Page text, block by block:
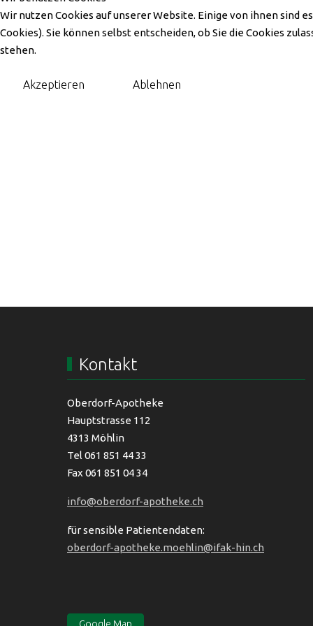
Gerne begrüssen wir Sie
APOTHEKE IM
Kontakt
Oberdorf-Apotheke
Hauptstrasse 112
4313 Möhlin
Tel 061 851 44 33
Fax 061 851 04 34
info@oberdorf-apotheke.ch
für sensible Patientendaten:
oberdorf-apotheke.moehlin@ifak-hin.ch
Google Map
Wir nutzen Cookies auf unserer Website. Einige von ihnen sind
Cookies). Sie können selbst entscheiden, ob Sie die Cookies
stehen.
Akzeptieren Ablehnen